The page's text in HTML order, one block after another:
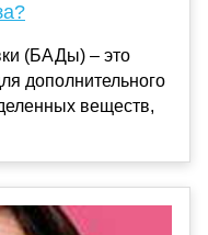
(БАДы) – это
дополнительного
веществ,